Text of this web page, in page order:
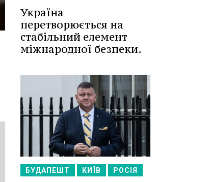
Україна
перетворюється на
стабільний елемент
міжнародної безпеки.
БУДАПЕШТ КИЇВ РОСІЯ